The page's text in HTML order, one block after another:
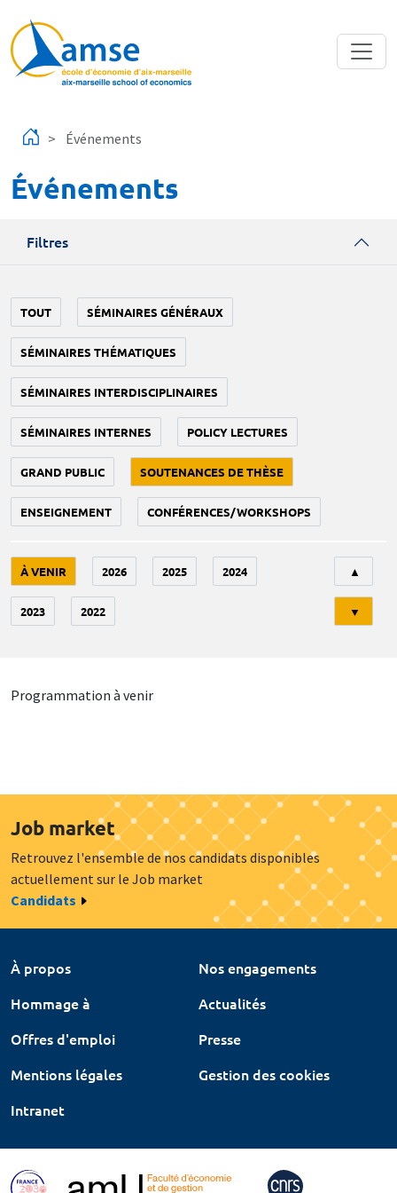
Événements
Événements
Filtres
TOUT SÉMINAIRES GÉNÉRAUX
SÉMINAIRES THÉMATIQUES
SÉMINAIRES INTERDISCIPLINAIRES
SÉMINAIRES INTERNES POLICY LECTURES
GRAND PUBLIC SOUTENANCES DE THÈSE
ENSEIGNEMENT CONFÉRENCES/WORKSHOPS
À VENIR 2026 2025 2024
2023 2022
▲
▼
Programmation à venir
Job market
Retrouvez l'ensemble de nos candidats disponibles
actuellement sur le Job market
Candidats
À propos
Nos engagements
Hommage à
Actualités
Offres d'emploi
Presse
Mentions légales
Gestion des cookies
Intranet